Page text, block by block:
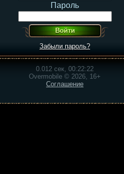
Пароль
Забыли пароль?
0.012 сек, 00:22:22
Overmobile © 2026, 16+
Соглашение